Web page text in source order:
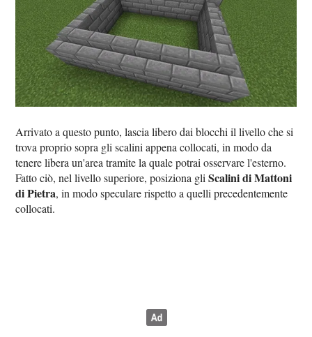
Arrivato a questo punto, lascia libero dai blocchi il livello che si
trova proprio sopra gli scalini appena collocati, in modo da
tenere libera un'area tramite la quale potrai osservare l'esterno.
Fatto ciò, nel livello superiore, posiziona gliScalini di Mattoni
di Pietra, in modo speculare rispetto a quelli precedentemente
collocati.